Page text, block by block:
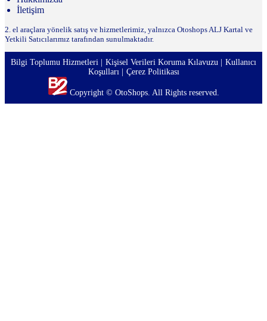
İletişim
2. el araçlara yönelik satış ve hizmetlerimiz, yalnızca Otoshops ALJ Kartal ve
Yetkili Satıcılarımız tarafından sunulmaktadır.
Copyright © OtoShops. All Rights reserved.
Bilgi Toplumu Hizmetleri Kişisel Verileri Koruma Kılavuzu
Kullanıcı
Koşulları
Çerez Politikası